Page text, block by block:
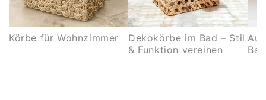
Körbe für Wohnzimmer
Dekokörbe im Bad – Stil
& Funktion vereinen